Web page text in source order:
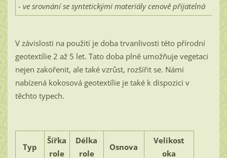
- ve srovnání se syntetickými materiály cenově přijatelná
V závislosti na použití je doba trvanlivosti této přírodní
geotextílie 2 až 5 let. Tato doba plně umožňuje vegetaci
nejen zakořenit, ale také vzrůst, rozšířit se. Námi
nabízená kokosová geotextílie je také k dispozici v
těchto typech.
Typ
Šířka
role
Délka
role
Osnova
Velikost
oka